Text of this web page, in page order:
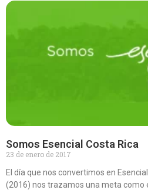
Somos Esencial Costa Rica
23 de enero de 2017
El día que nos convertimos en
(2016) nos trazamos una meta como